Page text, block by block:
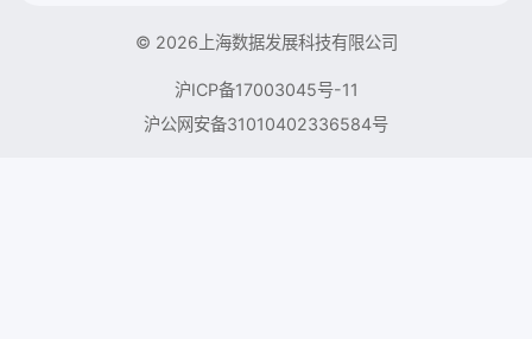
© 2026上海数据发展科技有限公司
沪ICP备17003045号-11
沪公网安备31010402336584号